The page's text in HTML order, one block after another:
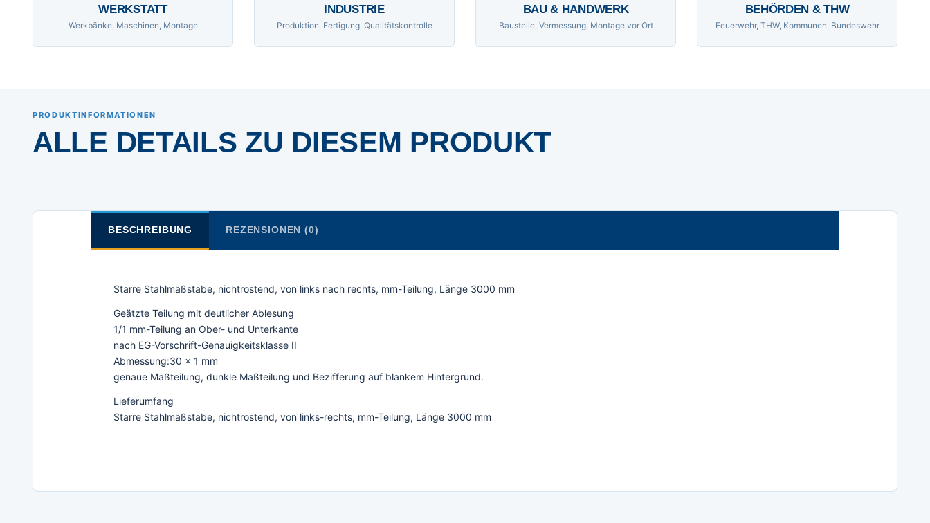
WERKSTATT
Werkbänke, Maschinen, Montage
INDUSTRIE
Produktion, Fertigung, Qualitätskontrolle
BAU & HANDWERK
Baustelle, Vermessung, Montage vor Ort
BEHÖRDEN & THW
Feuerwehr, THW, Kommunen, Bundeswehr
PRODUKTINFORMATIONEN
ALLE DETAILS ZU DIESEM PRODUKT
BESCHREIBUNG REZENSIONEN (0)
Starre Stahlmaßstäbe, nichtrostend, von links nach rechts, mm-Teilung, Länge 3000 mm
Geätzte Teilung mit deutlicher Ablesung
1/1 mm-Teilung an Ober- und Unterkante
nach EG-Vorschrift-Genauigkeitsklasse II
Abmessung:30 x 1 mm
genaue Maßteilung, dunkle Maßteilung und Bezifferung auf blankem Hintergrund.
Lieferumfang
Starre Stahlmaßstäbe, nichtrostend, von links-rechts, mm-Teilung, Länge 3000 mm